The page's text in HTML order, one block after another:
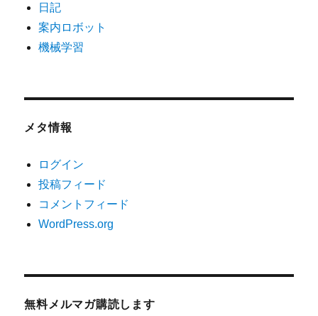
日記
案内ロボット
機械学習
メタ情報
ログイン
投稿フィード
コメントフィード
WordPress.org
無料メルマガ購読します